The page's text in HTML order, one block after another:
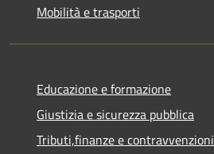
Mobilità e trasporti
Educazione e formazione
Giustizia e sicurezza pubblica
Tributi,finanze e contravvenzioni